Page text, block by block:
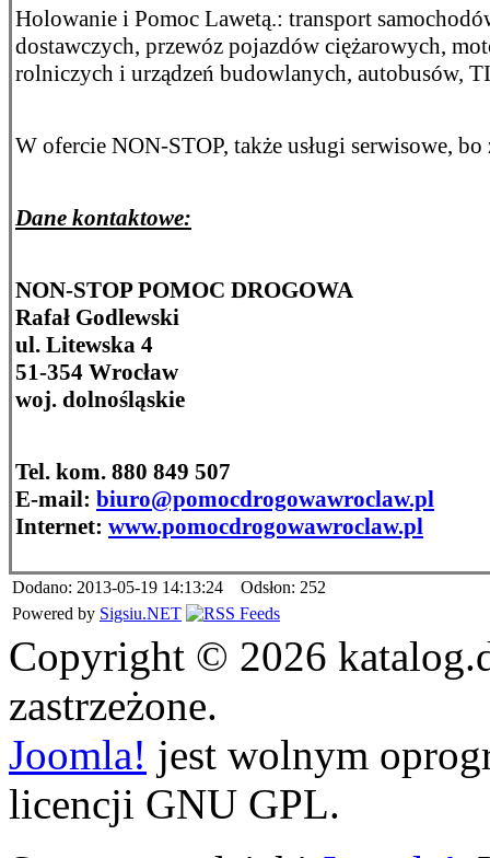
Holowanie i Pomoc Lawetą.: transport
dostawczych, przewóz pojazdów ciężarowych,
rolniczych i urządzeń budowlanych, autobusów,
W ofercie NON-STOP, także usługi serwisowe,
Dane kontaktowe:
NON-STOP POMOC DROGOWA
Rafał Godlewski
ul. Litewska 4
51-354 Wrocław
woj. dolnośląskie
Tel. kom. 880 849 507
E-mail: biuro@pomocdrogowawroclaw.pl
Internet: www.pomocdrogowawroclaw.pl
Dodano: 2013-05-19 14:13:24 Odsłon: 252
Powered by Sigsiu.NET
Copyright © 2026
zastrzeżone.
Joomla! jest wolnym
licencji GNU GPL.